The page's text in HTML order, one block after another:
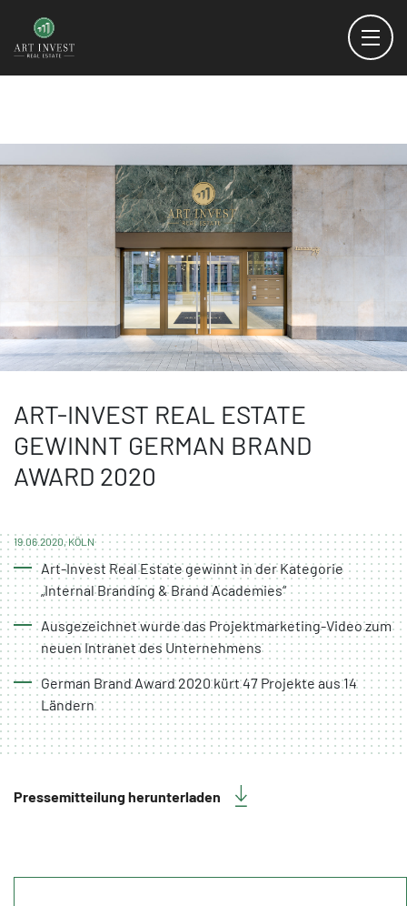
ART-INVEST REAL ESTATE
GEWINNT GERMAN BRAND
AWARD 2020
19.06.2020, KÖLN
Art-Invest Real Estate gewinnt in der Kategorie
„Internal Branding & Brand Academies“
Ausgezeichnet wurde das Projektmarketing-Video zum
neuen Intranet des Unternehmens
German Brand Award 2020 kürt 47 Projekte aus 14
Ländern
Pressemitteilung herunterladen